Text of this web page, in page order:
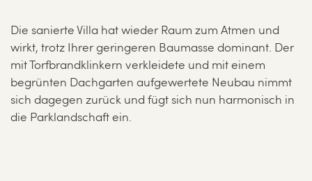
Die sanierte Villa hat wieder Raum zum Atmen und
wirkt, trotz Ihrer geringeren Baumasse dominant. Der
mit Torfbrandklinkern verkleidete und mit einem
begrünten Dachgarten aufgewertete Neubau nimmt
sich dagegen zurück und fügt sich nun harmonisch in
die Parklandschaft ein.